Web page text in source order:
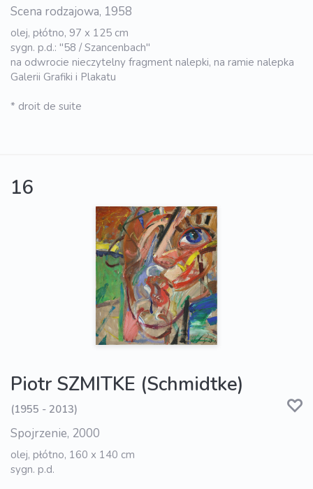
Scena rodzajowa, 1958
olej, płótno, 97 x 125 cm
sygn. p.d.: "58 / Szancenbach"
na odwrocie nieczytelny fragment nalepki, na ramie nalepka
Galerii Grafiki i Plakatu
* droit de suite
16
Piotr SZMITKE (Schmidtke)
(1955 - 2013)
Spojrzenie, 2000
olej, płótno, 160 x 140 cm
sygn. p.d.